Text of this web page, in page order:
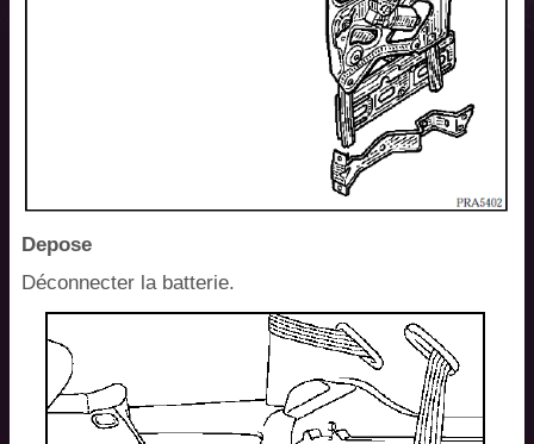
Depose
Déconnecter la batterie.